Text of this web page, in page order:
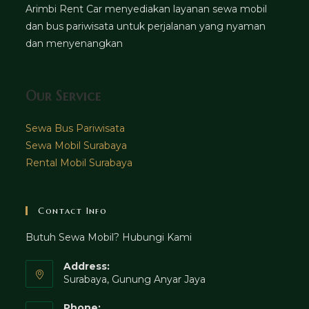
Arimbi Rent Car menyediakan layanan sewa mobil
dan bus pariwisata untuk perjalanan yang nyaman
dan menyenangkan
Our Service
Sewa Bus Pariwisata
Sewa Mobil Surabaya
Rental Mobil Surabaya
Contact Info
Butuh Sewa Mobil? Hubungi Kami
Address:
Surabaya, Gunung Anyar Jaya